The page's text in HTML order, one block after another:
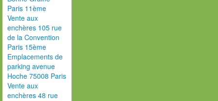
Paris 11ème
Vente aux
enchères 105 rue
de la Convention
Paris 15ème
Emplacements de
parking avenue
Hoche 75008 Paris
Vente aux
enchères 48 rue